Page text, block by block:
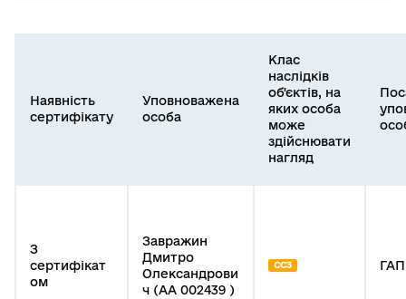
Наявність
сертифікату
Уповноважена
особа
Клас
наслідків
об'єктів, на
яких особа
може
здійснювати
нагляд
З
сертифікат
ом
Завражин
Дмитро
Олександрови
ч (АА 002439 )
СС3 ГАП